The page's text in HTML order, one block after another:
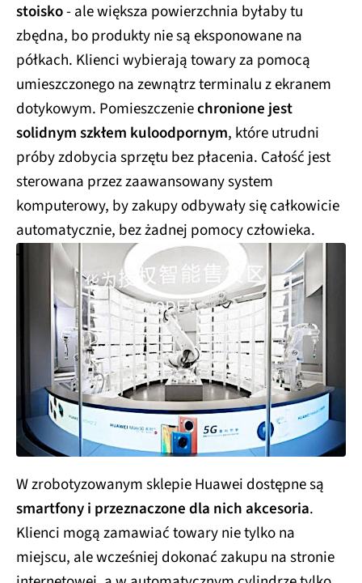
stoisko- ale większa powierzchnia byłaby tu
zbędna, bo produkty nie są eksponowane na
półkach. Klienci wybierają towary za pomocą
umieszczonego na zewnątrz terminalu z ekranem
dotykowym. Pomieszczeniechronione jest
solidnym szkłem kuloodpornym, które utrudni
próby zdobycia sprzętu bez płacenia. Całość jest
sterowana przez zaawansowany system
komputerowy, by zakupy odbywały się całkowicie
automatycznie, bez żadnej pomocy człowieka.
W zrobotyzowanym sklepie Huawei dostępne są
smartfony i przeznaczone dla nich akcesoria.
Klienci mogą zamawiać towary nie tylko na
miejscu, ale wcześniej dokonać zakupu na stronie